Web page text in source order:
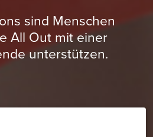
sind Menschen
All Out mit einer
unterstützen.